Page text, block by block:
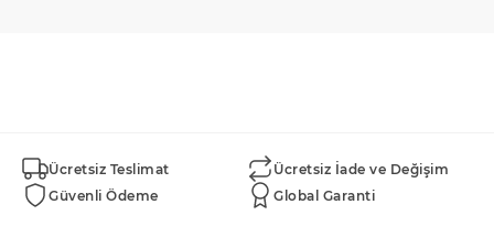
Ücretsiz Teslimat
Ücretsiz İade ve Değişim
Güvenli Ödeme
Global Garanti